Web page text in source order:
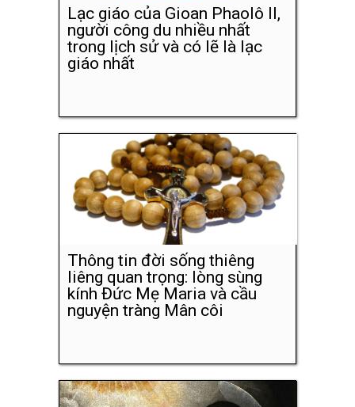
Lạc giáo của Gioan Phaolô II,
người công du nhiều nhất
trong lịch sử và có lẽ là lạc
giáo nhất
Thông tin đời sống thiêng
liêng quan trọng: lòng sùng
kính Đức Mẹ Maria và cầu
nguyện tràng Mân côi